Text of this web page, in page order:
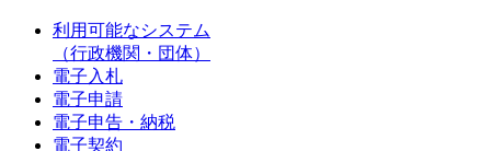
利用可能なシステム
（行政機関・団体）
電子入札
電子申請
電子申告・納税
電子契約